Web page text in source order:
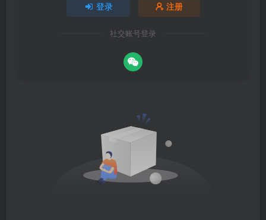
登录 注册
社交账号登录